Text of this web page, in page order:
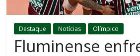
Destaque Notícias Olímpico
Fluminense